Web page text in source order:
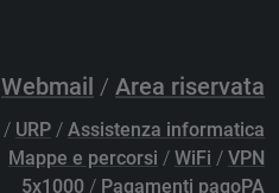
Webmail / Area riservata
/ URP / Assistenza informatica
Mappe e percorsi / WiFi / VPN
5x1000 / Pagamenti pagoPA